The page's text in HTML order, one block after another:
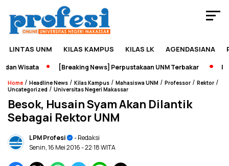
LINTAS UNM KILAS KAMPUS KILAS LK AGENDASIANA
Wisata [Breaking News] Perpustakaan UNM Terbakar
Home / Headline News / Kilas Kampus / Mahasiswa UNM / Professor / Rektor /
Uncategorized / Universitas Negeri Makassar
Besok, Husain Syam Akan Dilantik
Sebagai Rektor UNM
LPM Profesi
- Redaksi
Senin, 16 Mei 2016- 22:18 WITA